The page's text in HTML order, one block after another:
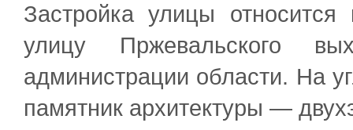
Застройка улицы
улицу Пржевальского
администрации области. На
памятник архитектуры —